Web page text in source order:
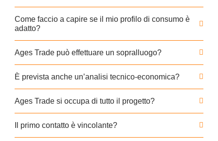
Come faccio a capire se il mio profilo di consumo è
adatto?
Ages Trade può effettuare un sopralluogo?
È prevista anche un’analisi tecnico-economica?
Ages Trade si occupa di tutto il progetto?
Il primo contatto è vincolante?